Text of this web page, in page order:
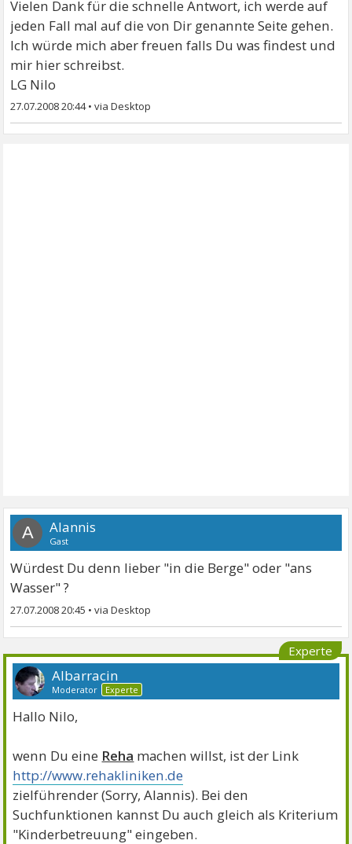
Vielen Dank für die schnelle Antwort, ich werde auf
jeden Fall mal auf die von Dir genannte Seite gehen.
Ich würde mich aber freuen falls Du was findest und
mir hier schreibst.
LG Nilo
27.07.2008 20:44•
A Alannis
Gast
Würdest Du denn lieber "in die Berge" oder "ans
Wasser" ?
27.07.2008 20:45 •
Experte
Albarracin
Moderator Experte
Hallo Nilo,
wenn Du eine Reha machen willst, ist der Link
http://www.rehakliniken.de
zielführender (Sorry, Alannis). Bei den
Suchfunktionen kannst Du auch gleich als Kriterium
"Kinderbetreuung" eingeben.